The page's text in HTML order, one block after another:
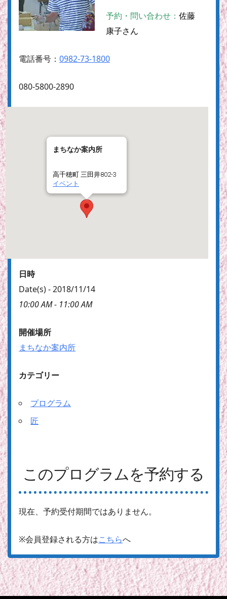
予約・問い合わせ：佐藤
康子さん
電話番号： 0982-73-1800
080-5800-2890
まちなか案内所
高千穂町 三田井802-3
イベント
日時
Date(s) - 2018/11/14
10:00 AM - 11:00 AM
開催場所
まちなか案内所
カテゴリー
プログラム
匠
このプログラムを予約する
現在、予約受付期間ではありません。
※会員登録される方はこちらへ